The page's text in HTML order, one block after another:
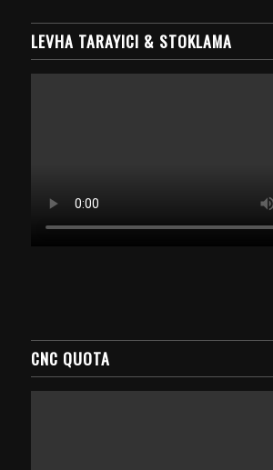
LEVHA TARAYICI & STOKLAMA
CNC QUOTA